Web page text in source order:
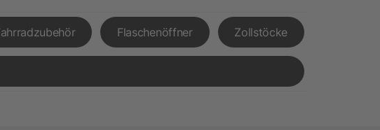
Flaschenöffner Zollstöcke